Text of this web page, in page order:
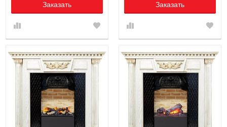
Заказать Заказать